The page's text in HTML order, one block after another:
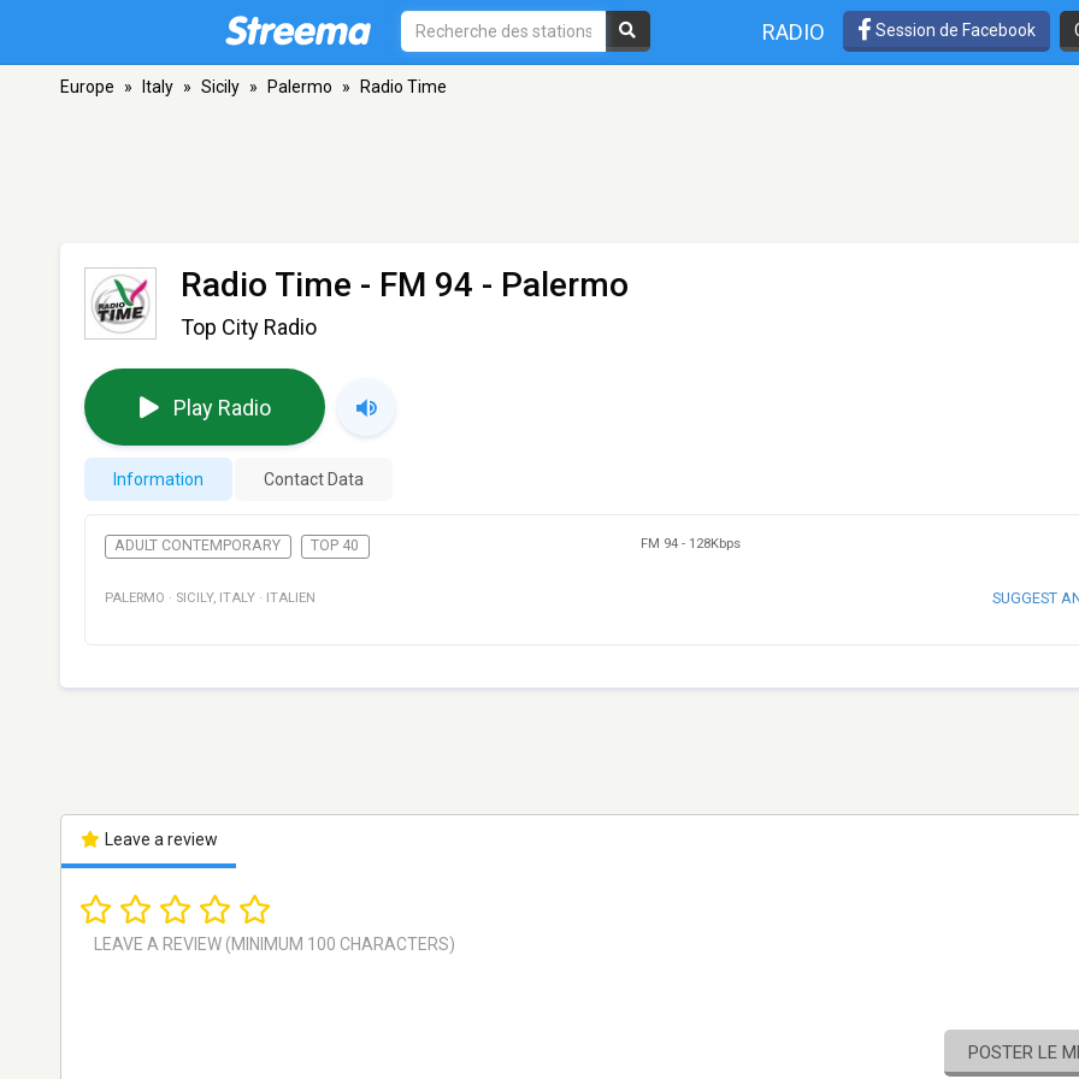
RADIO Session de Facebook
Europe » Italy » Sicily » Palermo » Radio Time
Radio Time - FM 94 - Palermo
Top City Radio
Play Radio
Information Contact Data
ADULT CONTEMPORARY TOP 40 FM 94 - 128Kbps
PALERMO · SICILY, ITALY · ITALIEN SUGGEST
Leave a review
POSTER LE